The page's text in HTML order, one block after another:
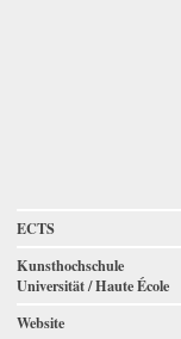
ECTS
Kunsthochschule
Universität / Haute École
Website